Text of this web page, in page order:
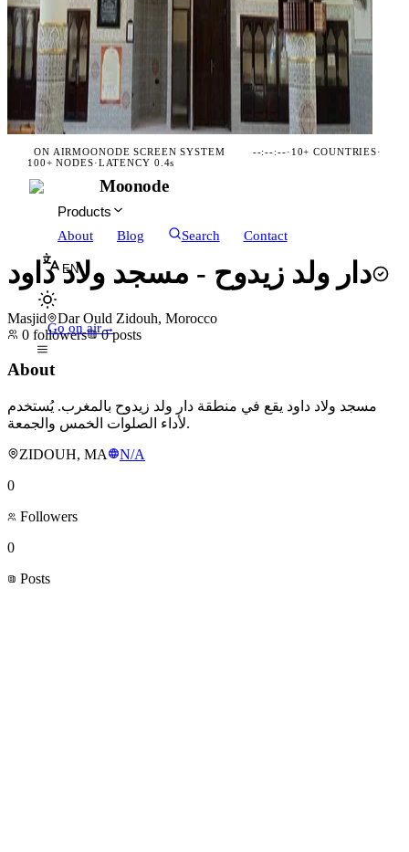
ON AIRMOONODE SCREEN SYSTEM --:--:--· 10+ COUNTRIES·
100+ NODES·LATENCY 0.4s
Moonode
Products
About
Blog Search Contact
EN
Go on air→
دار ولد زيدوح - مسجد ولاد داود
Masjid
Dar Ould Zidouh, Morocco
0 followers 0 posts
About
مسجد ولاد داود يقع في منطقة دار ولد زيدوح بالمغرب. يُستخدم
لأداء الصلوات الخمس والجمعة.
ZIDOUH, MA
N/A
0
Followers
0
Posts